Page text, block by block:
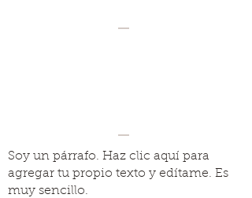
Soy un párrafo. Haz clic aquí para
agregar tu propio texto y edítame. Es
muy sencillo.